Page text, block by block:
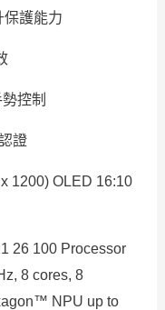
保護能力
控制
證
1200) OLED 16:10
26 100 Processor
8 cores, 8
NPU up to